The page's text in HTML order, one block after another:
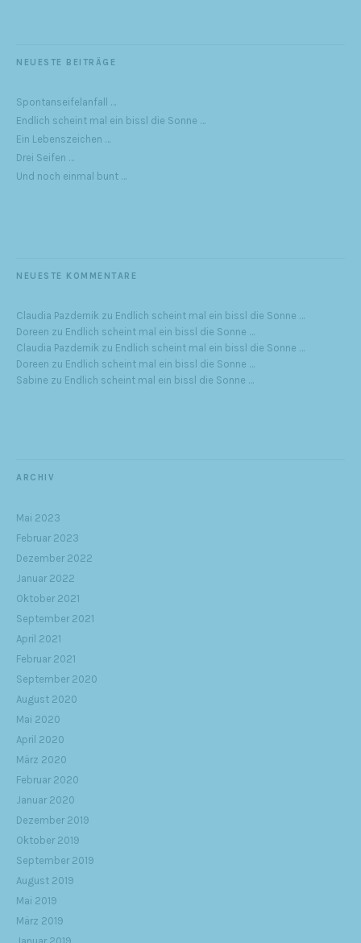
NEUESTE BEITRÄGE
Spontanseifelanfall …
Endlich scheint mal ein bissl die Sonne …
Ein Lebenszeichen …
Drei Seifen …
Und noch einmal bunt …
NEUESTE KOMMENTARE
Claudia Pazdernik zu Endlich scheint mal ein bissl die Sonne …
Doreen zu Endlich scheint mal ein bissl die Sonne …
Claudia Pazdernik zu Endlich scheint mal ein bissl die Sonne …
Doreen zu Endlich scheint mal ein bissl die Sonne …
Sabine zu Endlich scheint mal ein bissl die Sonne …
ARCHIV
Mai 2023
Februar 2023
Dezember 2022
Januar 2022
Oktober 2021
September 2021
April 2021
Februar 2021
September 2020
August 2020
Mai 2020
April 2020
März 2020
Februar 2020
Januar 2020
Dezember 2019
Oktober 2019
September 2019
August 2019
Mai 2019
März 2019
Januar 2019